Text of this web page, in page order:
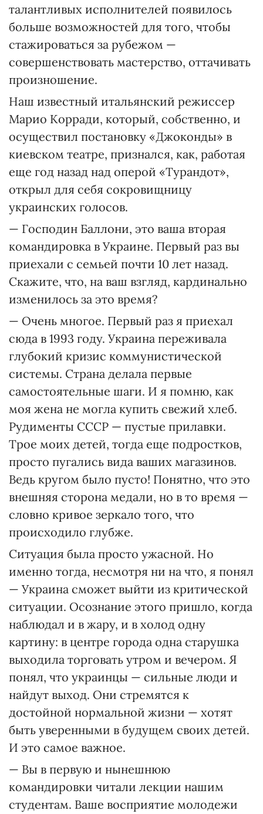
талантливых исполнителей появилось
больше возможностей для того, чтобы
стажироваться за рубежом —
совершенствовать мастерство, оттачивать
произношение.
Наш известный итальянский режиссер
Марио Корради, который, собственно, и
осуществил постановку «Джоконды» в
киевском театре, признался, как, работая
еще год назад над оперой «Турандот»,
открыл для себя сокровищницу
украинских голосов.
— Господин Баллони, это ваша вторая
командировка в Украине. Первый раз вы
приехали с семьей почти 10 лет назад.
Скажите, что, на ваш взгляд, кардинально
изменилось за это время?
— Очень многое. Первый раз я приехал
сюда в 1993 году. Украина переживала
глубокий кризис коммунистической
системы. Страна делала первые
самостоятельные шаги. И я помню, как
моя жена не могла купить свежий хлеб.
Рудименты СССР — пустые прилавки.
Трое моих детей, тогда еще подростков,
просто пугались вида ваших магазинов.
Ведь кругом было пусто! Понятно, что это
внешняя сторона медали, но в то время —
словно кривое зеркало того, что
происходило глубже.
Ситуация была просто ужасной. Но
именно тогда, несмотря ни на что, я понял
— Украина сможет выйти из критической
ситуации. Осознание этого пришло, когда
наблюдал и в жару, и в холод одну
картину: в центре города одна старушка
выходила торговать утром и вечером. Я
понял, что украинцы — сильные люди и
найдут выход. Они стремятся к
достойной нормальной жизни — хотят
быть уверенными в будущем своих детей.
И это самое важное.
— Вы в первую и нынешнюю
командировки читали лекции нашим
студентам. Ваше восприятие молодежи